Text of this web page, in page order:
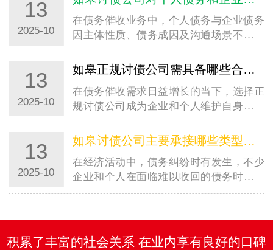
13
2025-10
在债务催收业务中，个人债务与企业债务
因主体性质、债务成因及沟通场景不同，
催收方式存在明显差异。以常州地区为
例，常州讨债公司在处理两类债务时，会
根据实际情况制定差异化策略，既保障催
收效率，…
13
2025-10
如皋正规讨债公司需具备哪些合法资质？如何辨别真伪？
在债务催收需求日益增长的当下，选择正
规讨债公司成为企业和个人维护自身权益
的关键。以常州地区为例，面对众多提供
催收服务的机构，明确常州讨债公司需具
备的合法资质、掌握辨别真伪的方法，能
有效规…
13
2025-10
如皋讨债公司主要承接哪些类型的债务催收业务？有不接的情况吗？
在经济活动中，债务纠纷时有发生，不少
企业和个人在面临难以收回的债务时，会
考虑寻求专业讨债公司的帮助。以常州地
务催收服务的机构，其业务范围有着明确
的界定…
积累了丰富的社会关系 在业内享有良好的口碑